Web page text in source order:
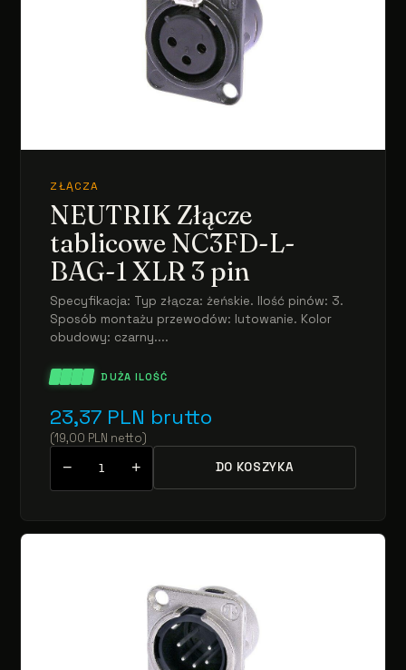
ZŁĄCZA
NEUTRIK Złącze
tablicowe NC3FD-L-
BAG-1 XLR 3 pin
Specyfikacja: Typ złącza: żeńskie. Ilość pinów: 3.
Sposób montażu przewodów: lutowanie. Kolor
obudowy: czarny....
DUŻA ILOŚĆ
23,37 PLN brutto
(19,00 PLN netto)
− + DO KOSZYKA